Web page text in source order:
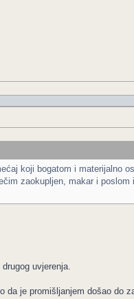
koji bogatom i materijalno
zaokupljen, makar i
uvjerenja.
je promišljanjem došao do